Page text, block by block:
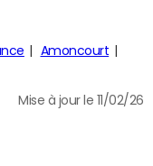
Amoncourt
Mise à jour le 11/02/26